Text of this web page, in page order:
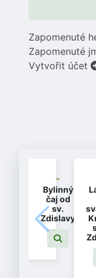
Zapomenuté
Zapomenuté
Vytvořit účet
Bylinný
čaj od
sv.
Zdislavy